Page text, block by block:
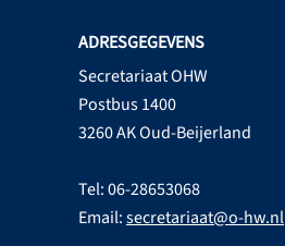
ADRESGEGEVENS
Secretariaat OHW
Postbus 1400
3260 AK Oud-Beijerland
Tel: 06-28653068
Email:secretariaat@o-hw.nl